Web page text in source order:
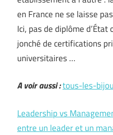
en France ne se laisse
Ici, pas de diplôme
jonché de certifications
universitaires …
A voir aussi :tous-les-
Leadership vs
entre un leader et un